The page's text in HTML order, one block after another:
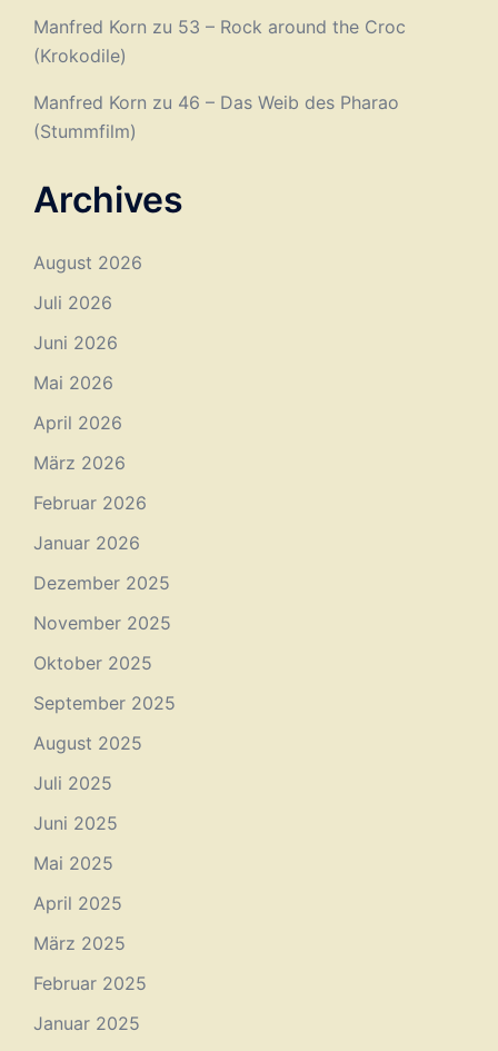
Manfred Korn zu 53 – Rock around the Croc
(Krokodile)
Manfred Korn zu 46 – Das Weib des Pharao
(Stummfilm)
Archives
August 2026
Juli 2026
Juni 2026
Mai 2026
April 2026
März 2026
Februar 2026
Januar 2026
Dezember 2025
November 2025
Oktober 2025
September 2025
August 2025
Juli 2025
Juni 2025
Mai 2025
April 2025
März 2025
Februar 2025
Januar 2025